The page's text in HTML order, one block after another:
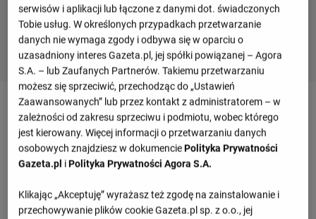
Mecz Podbeskidzie Bielsko-Biała - Śląsk II
Wrocław - szczegóły
Przegląd wydarzeń
Marcin Urynowicz
(49', 76')
Michal Milewski
(2')
serwisów i aplikacji lub łączone z danymi dot. świadczonych
Tobie usług. W określonych przypadkach przetwarzanie
danych nie wymaga zgody i odbywa się w oparciu o
uzasadniony interes Gazeta.pl, jej spółki powiązanej – Agora
S.A. – lub Zaufanych Partnerów. Takiemu przetwarzaniu
możesz się sprzeciwić, przechodząc do „Ustawień
Zaawansowanych” lub przez kontakt z administratorem – w
zależności od zakresu sprzeciwu i podmiotu, wobec którego
jest kierowany. Więcej informacji o przetwarzaniu danych
osobowych znajdziesz w dokumenciePolityka Prywatności
Gazeta.pl iPolityka Prywatności Agora S.A.
Klikając „Akceptuję” wyrażasz też zgodę na zainstalowanie i
przechowywanie plików cookie Gazeta.pl sp. z o.o., jej